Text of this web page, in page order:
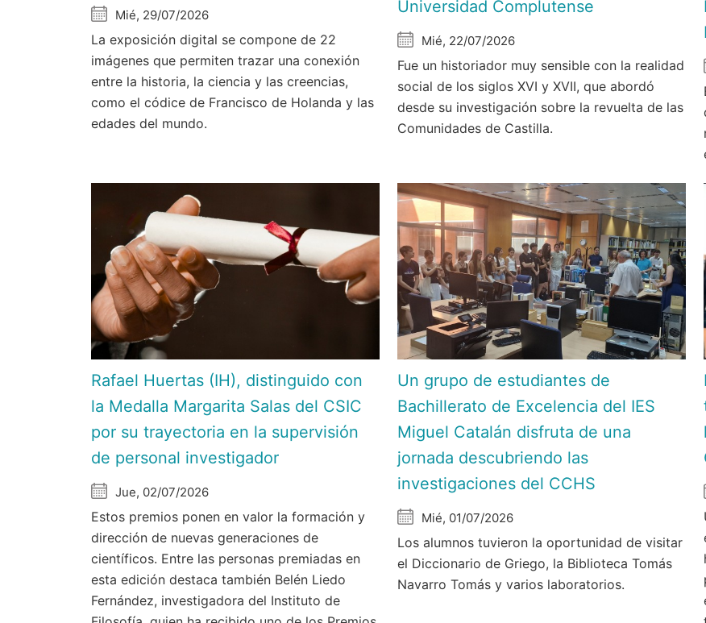
Mié, 29/07/2026
La exposición digital se compone de 22
imágenes que permiten trazar una conexión
entre la historia, la ciencia y las creencias,
como el códice de Francisco de Holanda y las
edades del mundo.
Universidad Complutense
Mié, 22/07/2026
Fue un historiador muy sensible con la realidad
social de los siglos XVI y XVII, que abordó
desde su investigación sobre la revuelta de las
Comunidades de Castilla.
Rafael Huertas (IH), distinguido con
la Medalla Margarita Salas del CSIC
por su trayectoria en la supervisión
de personal investigador
Jue, 02/07/2026
Estos premios ponen en valor la formación y
dirección de nuevas generaciones de
científicos. Entre las personas premiadas en
esta edición destaca también Belén Liedo
Fernández, investigadora del Instituto de
Un grupo de estudiantes de
Bachillerato de Excelencia del IES
Miguel Catalán disfruta de una
jornada descubriendo las
investigaciones del CCHS
Mié, 01/07/2026
Los alumnos tuvieron la oportunidad de visitar
el Diccionario de Griego, la Biblioteca Tomás
Navarro Tomás y varios laboratorios.